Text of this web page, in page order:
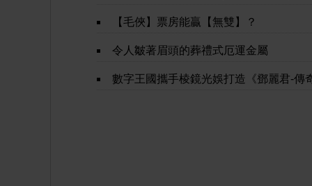
【毛俠】票房能贏【無雙】？
令人皺著眉頭的葬禮式厄運金屬
數字王國攜手棱鏡光娛打造《鄧麗君-傳奇》全